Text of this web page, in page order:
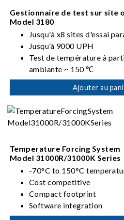
Gestionnaire de test sur site
Model 3180
Jusqu'à x8 sites d'essai
Jusqu’à 9000 UPH
Test de température à
ambiante ~ 150 ℃
Ajouter au
Temperature Forcing System
Model 31000R/31000K Series
-70°C to 150°C
Cost competitive
Compact footprint
Software integration
Configurable rack